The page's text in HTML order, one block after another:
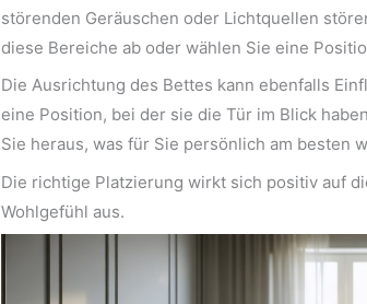
störenden Geräuschen oder Lichtquellen
diese Bereiche ab oder wählen Sie eine
Die Ausrichtung des Bettes kann ebenfalls
eine Position, bei der sie die Tür im Blick
Sie heraus, was für Sie persönlich am besten
Die richtige Platzierung wirkt sich positiv auf
Wohlgefühl aus.